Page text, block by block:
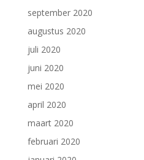
september 2020
augustus 2020
juli 2020
juni 2020
mei 2020
april 2020
maart 2020
februari 2020